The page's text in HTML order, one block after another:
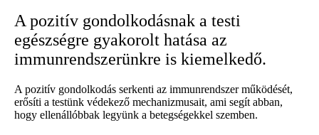
A pozitív gondolkodásnak a testi
egészségre gyakorolt hatása az
immunrendszerünkre is kiemelkedő.
A pozitív gondolkodás serkenti az immunrendszer működését,
erősíti a testünk védekező mechanizmusait, ami segít abban,
hogy ellenállóbbak legyünk a betegségekkel szemben.